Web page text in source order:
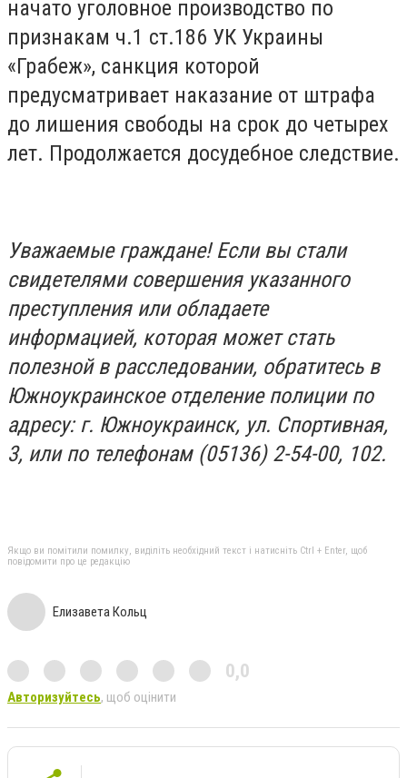
начато уголовное производство по
признакам ч.1 ст.186 УК Украины
«Грабеж», санкция которой
предусматривает наказание от штрафа
до лишения свободы на срок до четырех
лет. Продолжается досудебное следствие.
Уважаемые граждане! Если вы стали
свидетелями совершения указанного
преступления или обладаете
информацией, которая может стать
полезной в расследовании, обратитесь в
Южноукраинское отделение полиции по
адресу: г. Южноукраинск, ул. Спортивная,
3, или по телефонам (05136) 2-54-00, 102.
Якщо ви помітили помилку, виділіть необхідний текст і натисніть Ctrl + Enter, щоб
повідомити про це редакцію
Елизавета Кольц
0,0
Авторизуйтесь, щоб оцінити